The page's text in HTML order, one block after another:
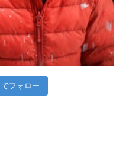
でフォロー